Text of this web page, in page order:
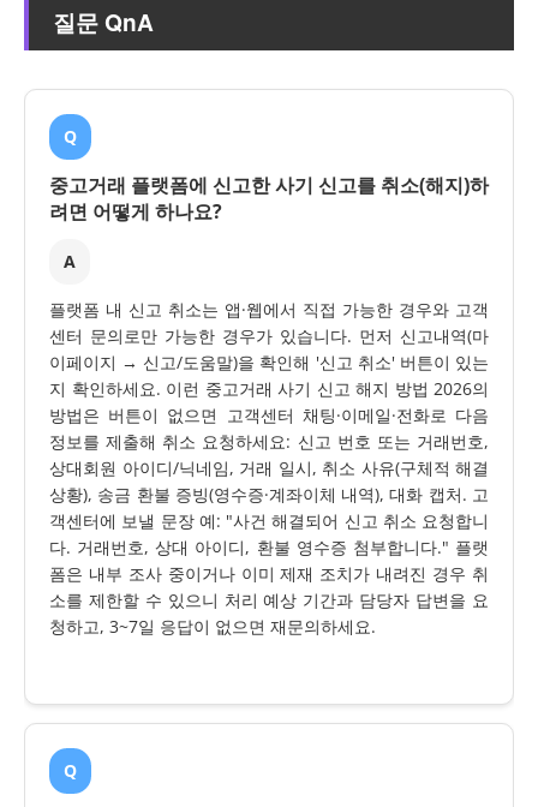
질문 QnA
Q
중고거래 플랫폼에 신고한 사기 신고를 취소(해지)하
려면 어떻게 하나요?
A
플랫폼 내 신고 취소는 앱·웹에서 직접 가능한 경우와 고객
센터 문의로만 가능한 경우가 있습니다. 먼저 신고내역(마
이페이지 → 신고/도움말)을 확인해 '신고 취소' 버튼이 있는
지 확인하세요. 이런 중고거래 사기 신고 해지 방법 2026의
방법은 버튼이 없으면 고객센터 채팅·이메일·전화로 다음
정보를 제출해 취소 요청하세요: 신고 번호 또는 거래번호,
상대회원 아이디/닉네임, 거래 일시, 취소 사유(구체적 해결
상황), 송금 환불 증빙(영수증·계좌이체 내역), 대화 캡처. 고
객센터에 보낼 문장 예: "사건 해결되어 신고 취소 요청합니
다. 거래번호, 상대 아이디, 환불 영수증 첨부합니다." 플랫
폼은 내부 조사 중이거나 이미 제재 조치가 내려진 경우 취
소를 제한할 수 있으니 처리 예상 기간과 담당자 답변을 요
청하고, 3~7일 응답이 없으면 재문의하세요.
Q